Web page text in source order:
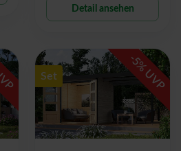
Detail ansehen
Set
-
5
% UVP